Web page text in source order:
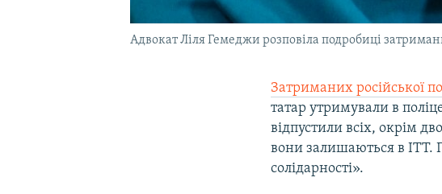
Адвокат Ліля Гемеджи розповіла подробиці
Затриманих російської
татар утримували в
відпустили всіх, окрім
вони залишаються в ІТТ.
солідарності».